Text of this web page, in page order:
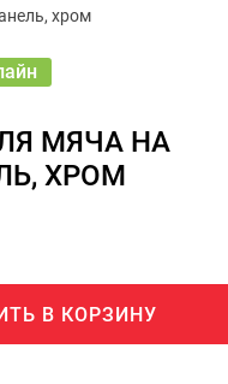
− 2.2%
хром
МЯЧА НА
ХРОМ
В КОРЗИНУ